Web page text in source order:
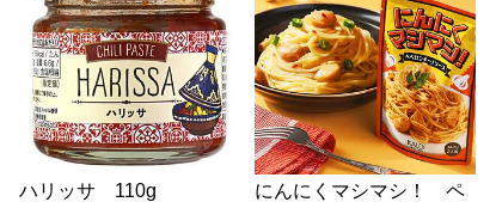
ハリッサ 110g
にんにくマシマシ！ ペ